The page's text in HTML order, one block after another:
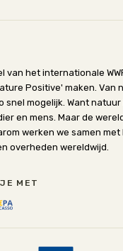
van het internationale
Positive' maken. Van
snel mogelijk. Want natuur
en mens. Maar de
werken we samen
overheden wereldwijd.
MET